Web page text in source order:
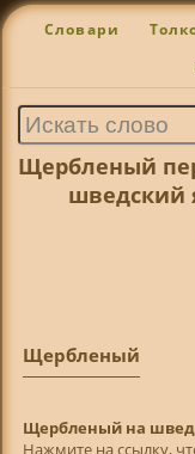
Словари
Щербленый
шведский
Щербленый
Щербленый на
Нажмите на ссылку,